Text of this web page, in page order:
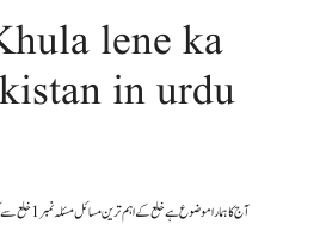
lene ka
in urdu
آج کا